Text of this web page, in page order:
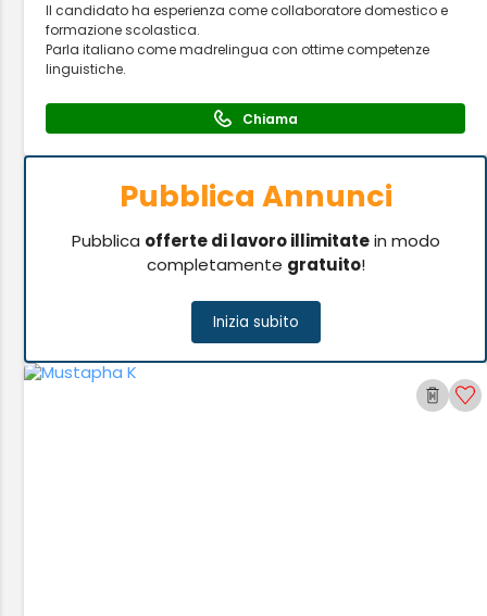
Il candidato ha esperienza come collaboratore domestico e
formazione scolastica.
Parla italiano come madrelingua con ottime competenze
linguistiche.
Chiama
Pubblica Annunci
Pubblica offerte di lavoro illimitatein modo
completamente gratuito!
Inizia subito